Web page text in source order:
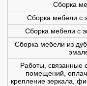
Сборка
Сборка мебели с
Сборка мебели с
Сборка мебели из
Работы, связанные
помещений,
крепление зеркала,